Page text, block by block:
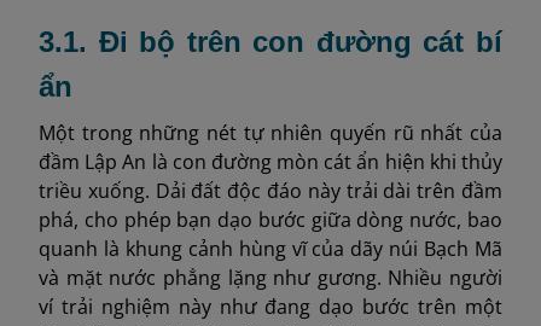
3.1. Đi bộ trên con đường cát bí
ẩn
Một trong những nét tự nhiên quyến rũ nhất của
đầm Lập An là con đường mòn cát ẩn hiện khi thủy
triều xuống. Dải đất độc đáo này trải dài trên đầm
phá, cho phép bạn dạo bước giữa dòng nước, bao
quanh là khung cảnh hùng vĩ của dãy núi Bạch Mã
và mặt nước phẳng lặng như gương. Nhiều người
ví trải nghiệm này như đang dạo bước trên một